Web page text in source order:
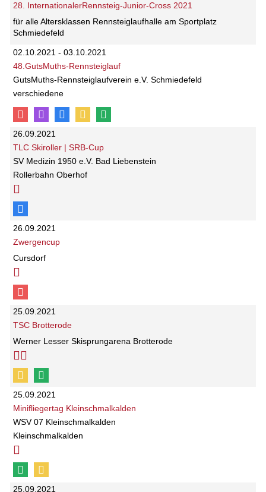
28. InternationalerRennsteig-Junior-Cross 2021
für alle Altersklassen Rennsteiglaufhalle am Sportplatz
Schmiedefeld
02.10.2021 - 03.10.2021
48.GutsMuths-Rennsteiglauf
GutsMuths-Rennsteiglaufverein e.V. Schmiedefeld
verschiedene
26.09.2021
TLC Skiroller | SRB-Cup
SV Medizin 1950 e.V. Bad Liebenstein
Rollerbahn Oberhof
26.09.2021
Zwergencup
Cursdorf
25.09.2021
TSC Brotterode
Werner Lesser Skisprungarena Brotterode
25.09.2021
Minifliegertag Kleinschmalkalden
WSV 07 Kleinschmalkalden
Kleinschmalkalden
25.09.2021